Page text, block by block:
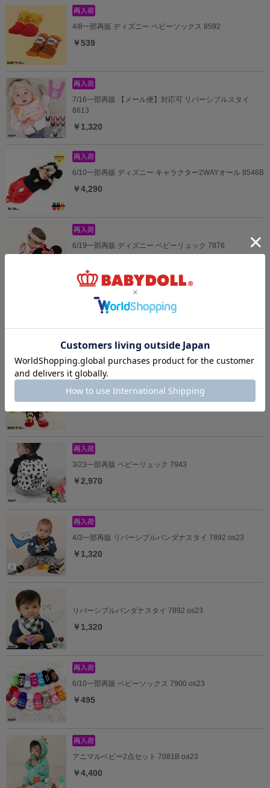
4/8一部再販 ディズニー ベビーソックス 8592
￥539
7/16一部再販 【メール便】対応可 リバーシブルスタイ
8613
￥1,320
6/10一部再販 ディズニー キャラクター2WAYオール 8546B
￥4,290
6/19一部再販 ディズニー ベビーリュック 7876
4/3一部再販 ディズニー ベビーソックス 7908
3/23一部再販 ベビーリュック 7943
￥2,970
4/3一部再販 リバーシブルバンダナスタイ 7892 os23
￥1,320
リバーシブルバンダナスタイ 7892 os23
￥1,320
6/10一部再販 ベビーソックス 7900 os23
￥495
アニマルベビー2点セット 7081B oa23
￥4,400